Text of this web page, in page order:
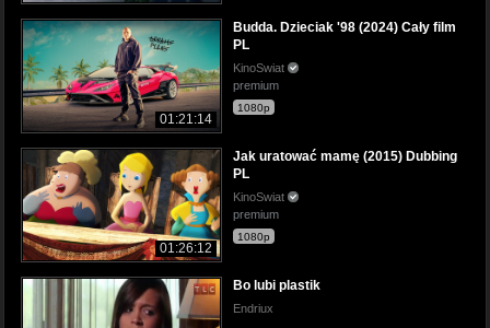
01:21:14
Budda. Dzieciak '98 (2024) Cały film
PL
KinoSwiat
premium
1080p
01:26:12
Jak uratować mamę (2015) Dubbing
PL
KinoSwiat
premium
1080p
Bo lubi plastik
Endriux